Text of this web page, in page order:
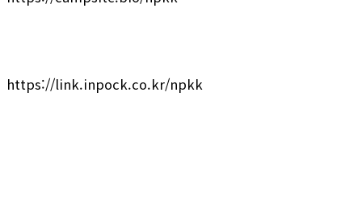
https://link.inpock.co.kr/npkk